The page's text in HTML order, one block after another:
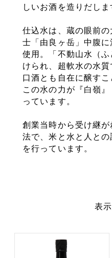
しいお酒を造りだしま
仕込水は、蔵の眼前
士「由良ヶ岳」中腹
使用。「不動山水（
けられ、超軟水の水
口酒とも自在に醸すこ
この水の力が『白嶺
っています。
創業当時から受け継
法で、米と水と人と
を行っています。
表